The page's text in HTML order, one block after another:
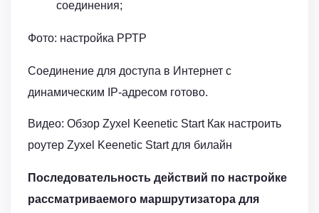
соединения;
Фото: настройка РРТР
Соединение для доступа в Интернет с
динамическим IP-адресом готово.
Видео: Обзор Zyxel Keenetic Start Как настроить
роутер Zyxel Keenetic Start для билайн
Последовательность действий по настройке
рассматриваемого маршрутизатора для